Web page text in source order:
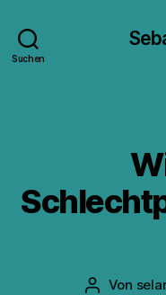
Suchen
Von